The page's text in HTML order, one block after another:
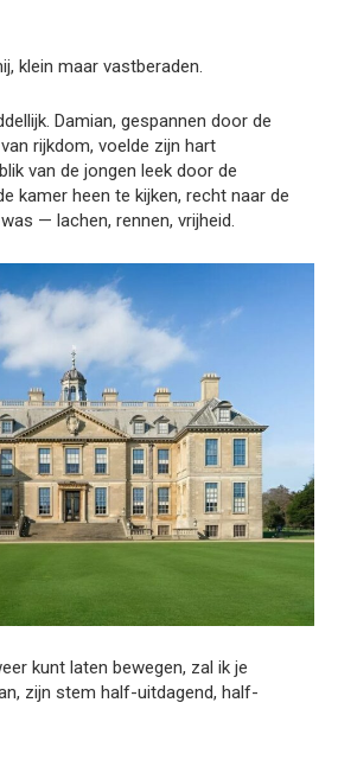
klein maar vastberaden.
Damian, gespannen door de
rijkdom, voelde zijn hart
van de jongen leek door de
kamer heen te kijken, recht naar de
— lachen, rennen, vrijheid.
kunt laten bewegen, zal ik je
zijn stem half-uitdagend, half-